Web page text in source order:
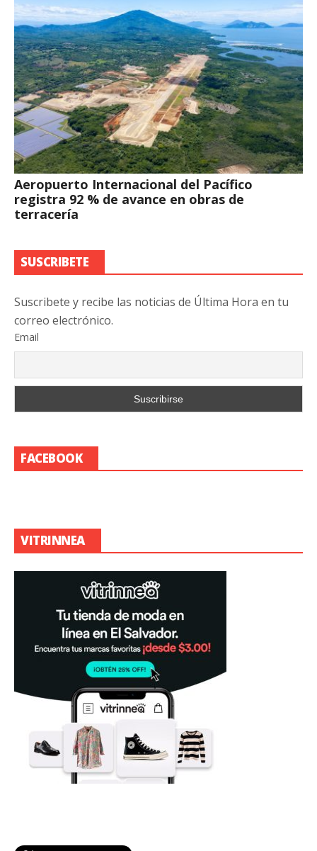
Aeropuerto Internacional del Pacífico
registra 92 % de avance en obras de
terracería
SUSCRIBETE
Suscribete y recibe las noticias de Última Hora en tu
correo electrónico.
Email
FACEBOOK
VITRINNEA